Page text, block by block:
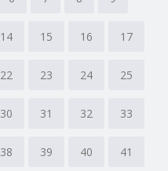
14 15 16 17
22 23 24 25
30 31 32 33
38 39 40 41